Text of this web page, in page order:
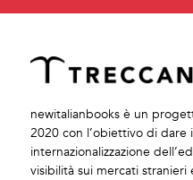
newitalianbooks è un
2020 con l’obiettivo di dare
internazionalizzazione
visibilità sui mercati stranieri